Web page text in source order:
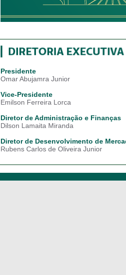
Presidente
Omar Abujamra Junior
Vice-Presidente
Emilson Ferreira Lorca
Diretor de Administração e Finanças
Dilson Lamaita Miranda
Diretor de Desenvolvimento de
Rubens Carlos de Oliveira Junior